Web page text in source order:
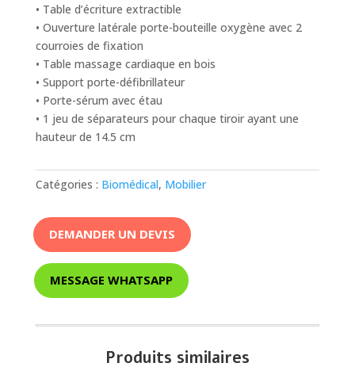
• Table d’écriture extractible
• Ouverture latérale porte-bouteille oxygène avec 2
courroies de fixation
• Table massage cardiaque en bois
• Support porte-défibrillateur
• Porte-sérum avec étau
• 1 jeu de séparateurs pour chaque tiroir ayant une
hauteur de 14.5 cm
Catégories : Biomédical, Mobilier
DEMANDER UN DEVIS
MESSAGE WHATSAPP
Produits similaires